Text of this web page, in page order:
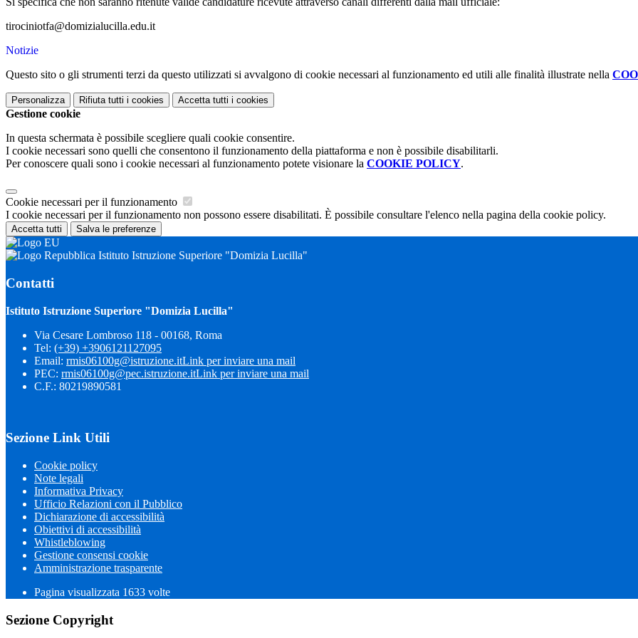
tirociniotfa@domizialucilla.edu.it
Notizie
Questo sito o gli strumenti terzi da questo utilizzati si avvalgono di cookie necessari al funzionamento ed utili alle finalità illustrate nella
Personalizza Rifiuta tutti i cookies Accetta tutti i cookies
Gestione cookie
In questa schermata è possibile scegliere quali cookie consentire.
I cookie necessari sono quelli che consentono il funzionamento della piattaforma e non è possibile disabilitarli.
Per conoscere quali sono i cookie necessari al funzionamento potete visionare la COOKIE POLICY.
Cookie necessari per il funzionamento
I cookie necessari per il funzionamento non possono essere disabilitati. È possibile consultare l'elenco nella pagina della cookie policy.
Accetta tutti Salva le preferenze
Istituto Istruzione Superiore "Domizia Lucilla"
Contatti
Istituto Istruzione Superiore "Domizia Lucilla"
Via Cesare Lombroso 118 - 00168, Roma
Tel: (+39) +3906121127095
Email: rmis06100g@istruzione.itLink per inviare una mail
PEC: rmis06100g@pec.istruzione.itLink per inviare una mail
C.F.: 80219890581
Sezione Link Utili
Cookie policy
Note legali
Informativa Privacy
Ufficio Relazioni con il Pubblico
Dichiarazione di accessibilità
Obiettivi di accessibilità
Whistleblowing
Gestione consensi cookie
Amministrazione trasparente
Pagina visualizzata 1633 volte
Sezione Copyright